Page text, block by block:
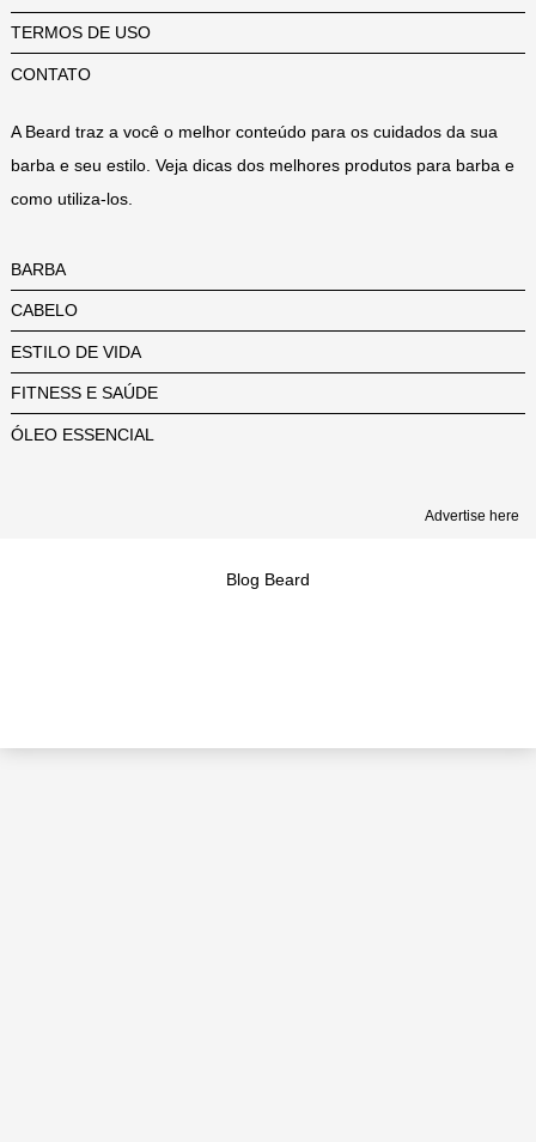
Advertise here
TERMOS DE USO
CONTATO
A Beard traz a você o melhor conteúdo para os cuidados da sua
barba e seu estilo. Veja dicas dos melhores produtos para barba e
como utiliza-los.
BARBA
CABELO
ESTILO DE VIDA
FITNESS E SAÚDE
ÓLEO ESSENCIAL
Blog Beard